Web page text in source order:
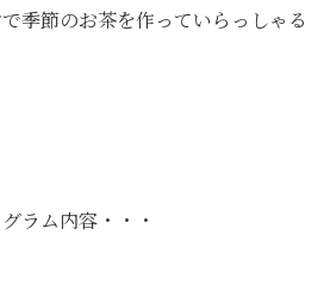
季節のお茶を作っていらっしゃる
グラム内容・・・